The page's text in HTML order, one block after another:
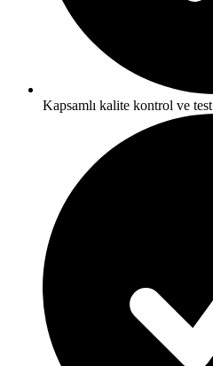
Kapsamlı kalite kontrol ve test